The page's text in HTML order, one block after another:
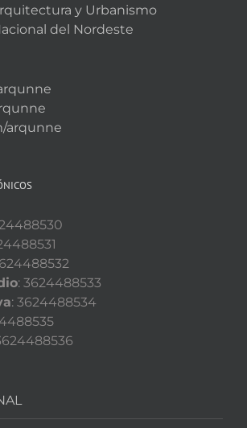
y Urbanismo
del Nordeste
arqunne
: 3624488533
: 3624488534